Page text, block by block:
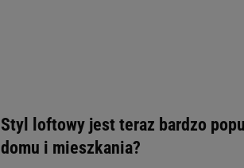
Styl loftowy jest teraz bardzo
domu i mieszkania?